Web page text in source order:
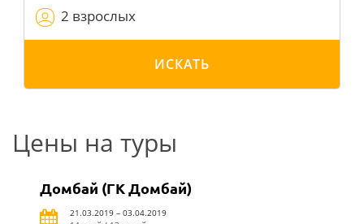
2 взрослых
ИСКАТЬ
Цены на туры
Домбай (ГК Домбай)
21.03.2019 – 03.04.2019